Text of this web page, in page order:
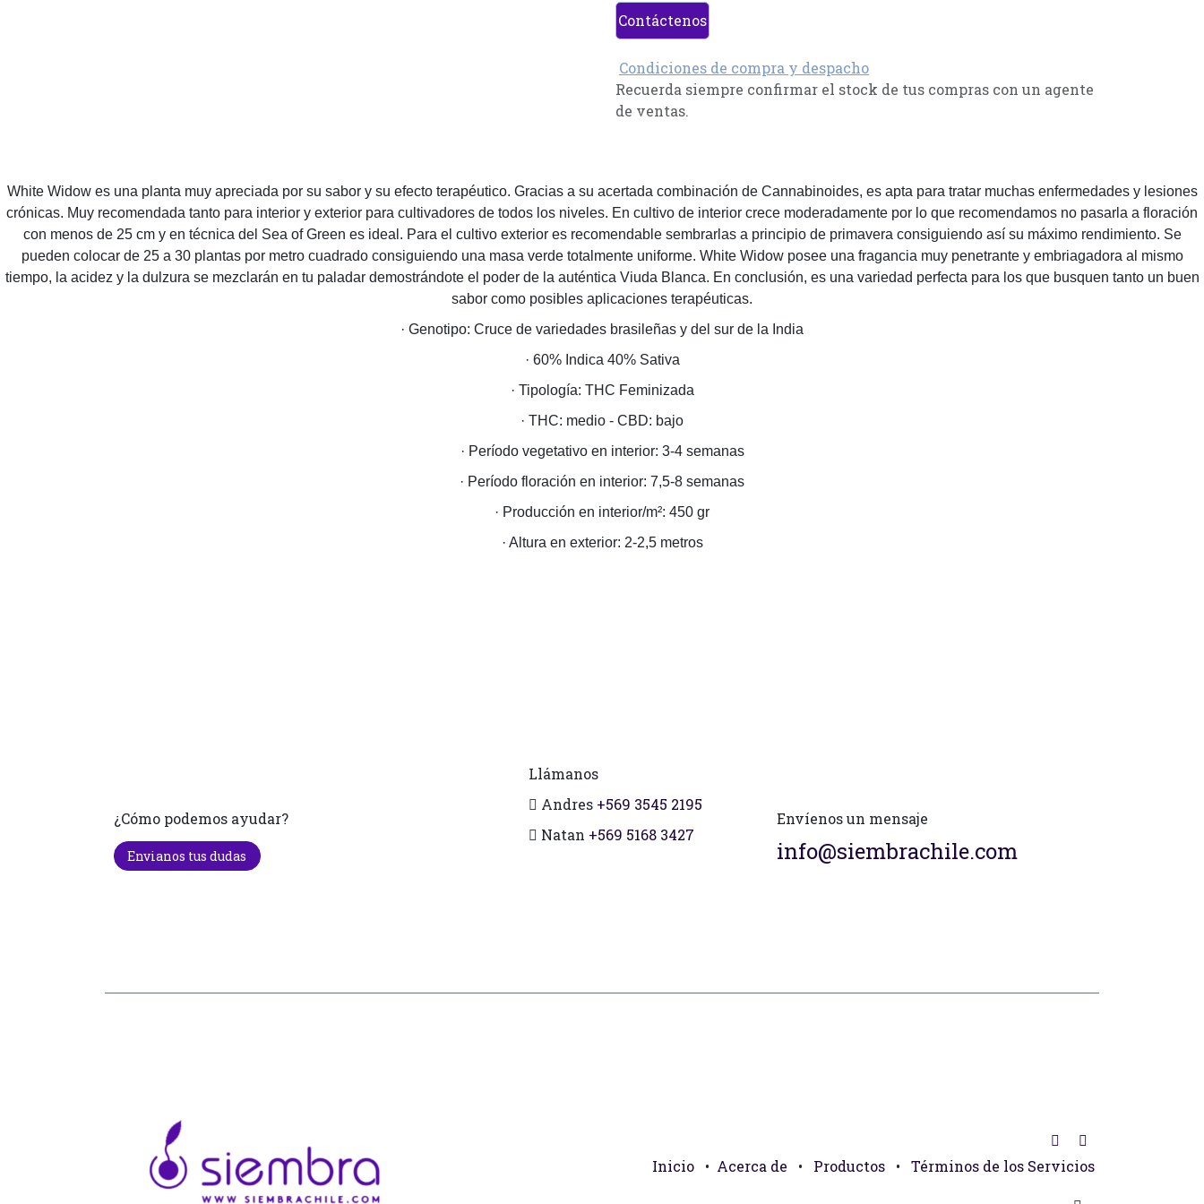
Contáctenos
Condiciones de compra y despacho
Recuerda siempre confirmar el stock de tus compras con un agente
de ventas.
White Widow es una planta muy apreciada por su sabor y su efecto terapéutico. Gracias a su acertada combinación de Cannabinoides, es apta para tratar muchas enfermedades y lesiones
crónicas. Muy recomendada tanto para interior y exterior para cultivadores de todos los niveles. En cultivo de interior crece moderadamente por lo que recomendamos no pasarla a floración
con menos de 25 cm y en técnica del Sea of Green es ideal. Para el cultivo exterior es recomendable sembrarlas a principio de primavera consiguiendo así su máximo rendimiento. Se
pueden colocar de 25 a 30 plantas por metro cuadrado consiguiendo una masa verde totalmente uniforme. White Widow posee una fragancia muy penetrante y embriagadora al mismo
tiempo, la acidez y la dulzura se mezclarán en tu paladar demostrándote el poder de la auténtica Viuda Blanca. En conclusión, es una variedad perfecta para los que busquen tanto un buen
sabor como posibles aplicaciones terapéuticas.
· Genotipo: Cruce de variedades brasileñas y del sur de la India
· 60% Indica 40% Sativa
· Tipología: THC Feminizada
· THC: medio - CBD: bajo
· Período vegetativo en interior: 3-4 semanas
· Período floración en interior: 7,5-8 semanas
· Producción en interior/m²: 450 gr
· Altura en exterior: 2-2,5 metros
¿Cómo podemos ayudar?
Envianos tus dudas
Llámanos
Andres +569 3545 2195
Natan +569 5168 3427
Envíenos un mensaje
info@siembrachile.com
Inicio • Acerca de • Productos • Términos de los Servicios